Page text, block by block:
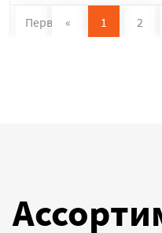
Первая « 1 2